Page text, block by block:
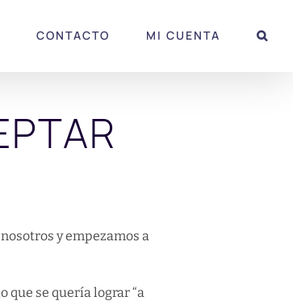
CONTACTO MI CUENTA
y empezamos a
que se quería lograr “a